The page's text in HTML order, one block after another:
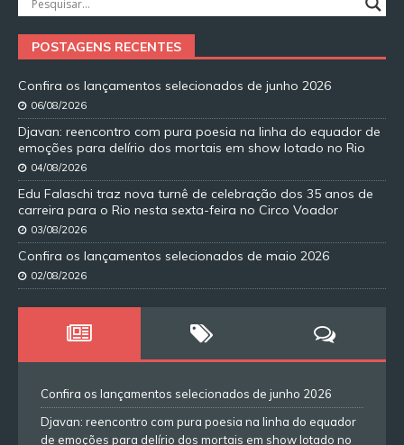
POSTAGENS RECENTES
Confira os lançamentos selecionados de junho 2026
06/08/2026
Djavan: reencontro com pura poesia na linha do equador de
emoções para delírio dos mortais em show lotado no Rio
04/08/2026
Edu Falaschi traz nova turnê de celebração dos 35 anos de
carreira para o Rio nesta sexta-feira no Circo Voador
03/08/2026
Confira os lançamentos selecionados de maio 2026
02/08/2026
Confira os lançamentos selecionados de junho 2026
Djavan: reencontro com pura poesia na linha do equador
de emoções para delírio dos mortais em show lotado no